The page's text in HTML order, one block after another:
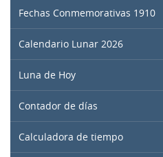
Fechas Conmemorativas 1910
Calendario Lunar 2026
Luna de Hoy
Contador de días
Calculadora de tiempo